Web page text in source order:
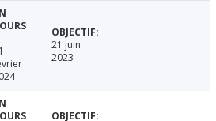
21 juin
2023